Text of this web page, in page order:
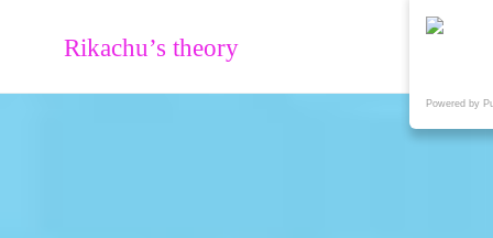
Rikachu’s theory
Powered by